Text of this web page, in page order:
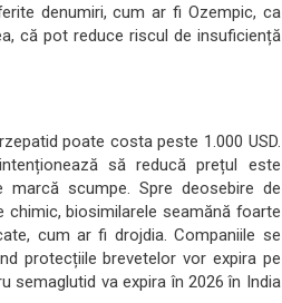
denumiri, cum ar fi Ozempic, ca
că pot reduce riscul de insuficiență
poate costa peste 1.000 USD.
să reducă prețul este
marcă scumpe. Spre deosebire de
biosimilarele seamănă foarte
cum ar fi drojdia. Companiile se
protecțiile brevetelor vor expira pe
semaglutid va expira în 2026 în India